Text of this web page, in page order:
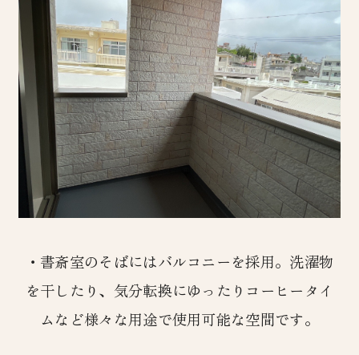
・書斎室のそばにはバルコニーを採用。洗濯物
を干したり、気分転換にゆったりコーヒータイ
ムなど様々な用途で使用可能な空間です。